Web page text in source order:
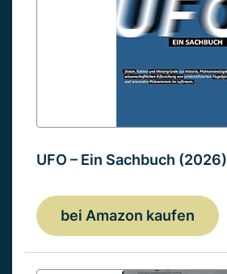
UFO – Ein Sachbuch (2026)
bei Amazon kaufen